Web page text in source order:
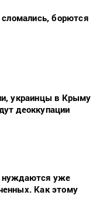
борются
украинцы в Крыму
деоккупации
нуждаются уже
Как этому